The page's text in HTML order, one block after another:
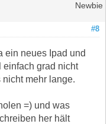
Newbie
#8
ein neues Ipad und
grad nicht
mehr lange.
=) und was
her hält